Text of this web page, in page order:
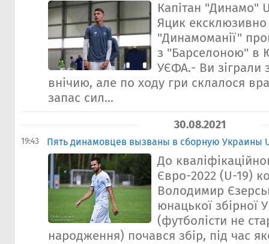
Капiтан "Динамо"
Яцик
"Динамоманії"
з "Барселоною" в
УЄФА.- Ви зіграли
внічию, але по ходу гри склалося
запас сил...
30.08.2021
19:43 Пять динамовцев вызваны в сборную Украины
До
Євро-2022 (U-19)
Володимир
юнацької збірної
(футболісти не
народження) почався збір, під час